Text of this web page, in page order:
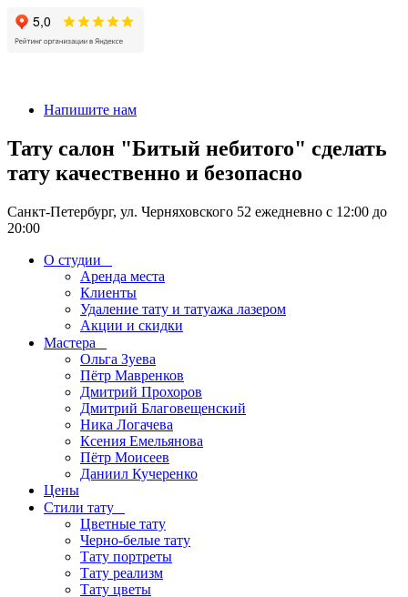
Напишите нам
Тату салон "Битый небитого" сделать
тату качественно и безопасно
Санкт-Петербург, ул. Черняховского 52 ежедневно с 12:00 до
20:00
О студии
Аренда места
Клиенты
Удаление тату и татуажа лазером
Акции и скидки
Мастера
Ольга Зуева
Пётр Мавренков
Дмитрий Прохоров
Дмитрий Благовещенский
Ника Логачева
Ксения Емельянова
Пётр Моисеев
Даниил Кучеренко
Цены
Стили тату
Цветные тату
Черно-белые тату
Тату портреты
Тату реализм
Тату цветы